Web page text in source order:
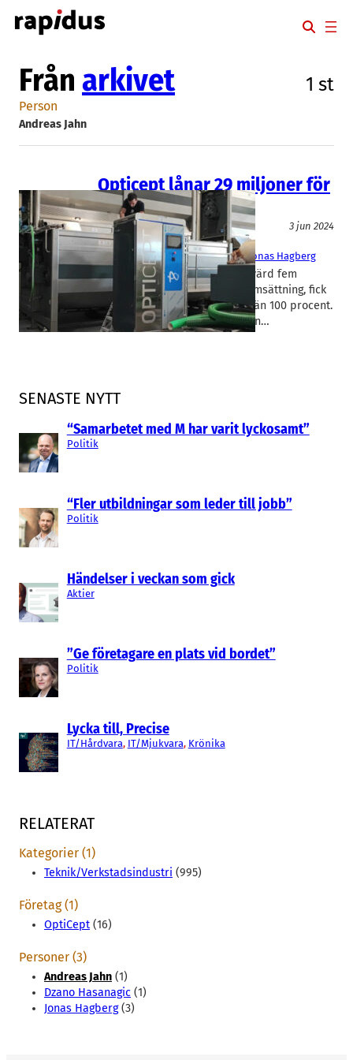
Hoppa
till
SENASTE NYTT
“Samarbetet med M har varit lyckosamt”
Politik
“Fler utbildningar som leder till jobb”
Politik
Händelser i veckan som gick
Aktier
”Ge företagare en plats vid bordet”
Politik
Lycka till, Precise
IT/Hårdvara, IT/Mjukvara, Krönika
Från arkivet 1 st
Person
Andreas Jahn
Opticept lånar 29 miljoner för
att klara stororder
Teknik/Verkstadsindustri
3 jun 2024
OptiCept
Andreas Jahn, Dzano Hasanagic, Jonas Hagberg
Opticepts genombrottsorder, värd fem
gånger mer än hela fjolårets omsättning, fick
aktiekursen att rusa med mer än 100 procent.
I dag meddelar bolaget att man…
RELATERAT
Kategorier (1)
Teknik/Verkstadsindustri (995)
Företag (1)
OptiCept (16)
Personer (3)
Andreas Jahn (1)
Dzano Hasanagic (1)
Jonas Hagberg(3)